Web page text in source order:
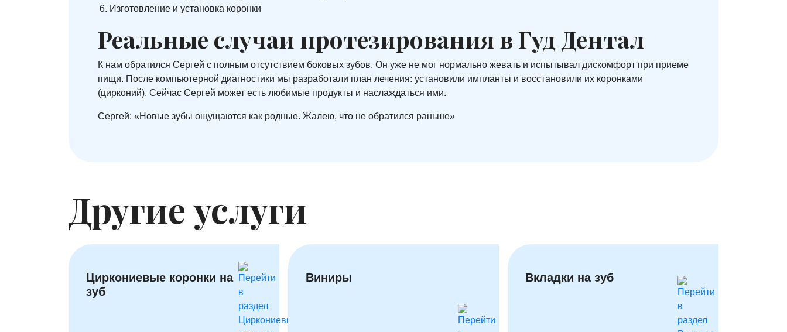
Изготовление и установка коронки
Реальные случаи протезирования в Гуд Дентал
К нам обратился Сергей с полным отсутствием боковых зубов. Он уже не мог нормально жевать и испытывал дискомфорт при приеме
пищи. После компьютерной диагностики мы разработали план лечения: установили импланты и восстановили их коронками
(цирконий). Сейчас Сергей может есть любимые продукты и наслаждаться ими.
Сергей: «Новые зубы ощущаются как родные. Жалею, что не обратился раньше»
Другие услуги
Циркониевые коронки на
зуб
Виниры Вкладки на зуб